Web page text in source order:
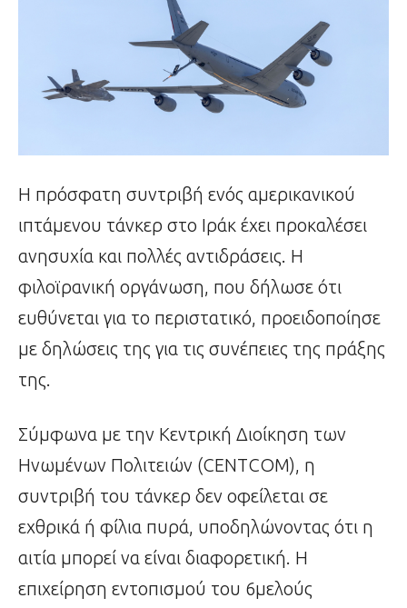
Η πρόσφατη συντριβή ενός αμερικανικού
ιπτάμενου τάνκερ στο Ιράκ έχει προκαλέσει
ανησυχία και πολλές αντιδράσεις. Η
φιλοϊρανική οργάνωση, που δήλωσε ότι
ευθύνεται για το περιστατικό, προειδοποίησε
με δηλώσεις της για τις συνέπειες της πράξης
της.
Σύμφωνα με την Κεντρική Διοίκηση των
Ηνωμένων Πολιτειών (CENTCOM), η
συντριβή του τάνκερ δεν οφείλεται σε
εχθρικά ή φίλια πυρά, υποδηλώνοντας ότι η
αιτία μπορεί να είναι διαφορετική. Η
επιχείρηση εντοπισμού του 6μελούς